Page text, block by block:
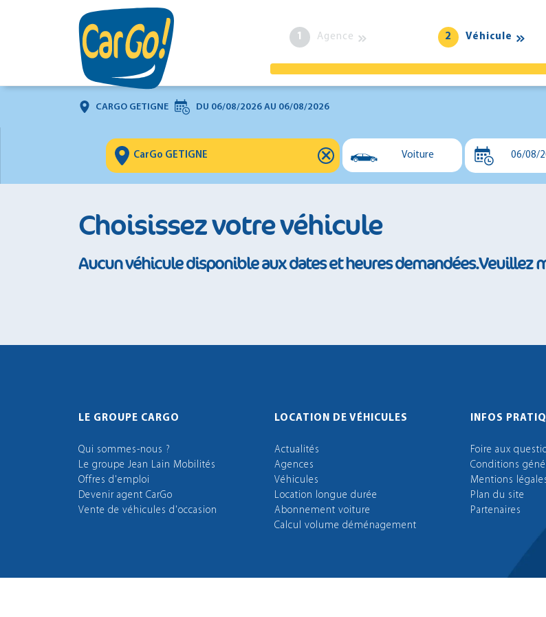
1 Agence 2 Véhicule
CARGO GETIGNE DU 06/08/2026 AU 06/08/2026
⨯ Voiture 06/08/
Choisissez votre véhicule
Aucun véhicule disponible aux dates et heures demandées.Veuillez
LE GROUPE CARGO
Qui sommes-nous ?
Le groupe Jean Lain Mobilités
Offres d'emploi
Devenir agent CarGo
Vente de véhicules d'occasion
LOCATION DE VÉHICULES
Actualités
Agences
Véhicules
Location longue durée
Abonnement voiture
Calcul volume déménagement
INFOS
Foire aux
Conditions
Mentions
Plan du site
Partenaires